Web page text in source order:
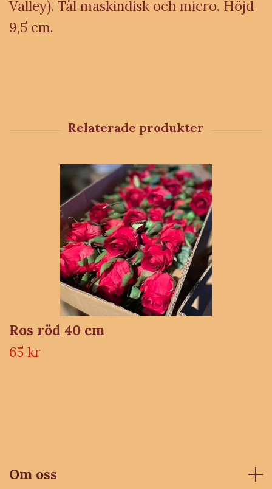
Valley). Tål maskindisk och micro. Höjd
9,5 cm.
Ros röd 40 cm
65 kr
Om oss